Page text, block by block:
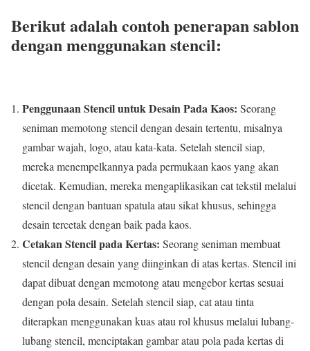
Berikut adalah contoh penerapan sablon
dengan menggunakan stencil:
Penggunaan Stencil untuk Desain Pada Kaos: Seorang
seniman memotong stencil dengan desain tertentu, misalnya
gambar wajah, logo, atau kata-kata. Setelah stencil siap,
mereka menempelkannya pada permukaan kaos yang akan
dicetak. Kemudian, mereka mengaplikasikan cat tekstil melalui
stencil dengan bantuan spatula atau sikat khusus, sehingga
desain tercetak dengan baik pada kaos.
Cetakan Stencil pada Kertas: Seorang seniman membuat
stencil dengan desain yang diinginkan di atas kertas. Stencil ini
dapat dibuat dengan memotong atau mengebor kertas sesuai
dengan pola desain. Setelah stencil siap, cat atau tinta
diterapkan menggunakan kuas atau rol khusus melalui lubang-
lubang stencil, menciptakan gambar atau pola pada kertas di